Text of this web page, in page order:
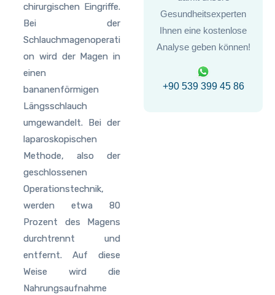
chirurgischen Eingriffe.
Bei der
Schlauchmagenoperati
on wird der Magen in
einen
bananenförmigen
Längsschlauch
umgewandelt. Bei der
laparoskopischen
Methode, also der
geschlossenen
Operationstechnik,
werden etwa 80
Prozent des Magens
durchtrennt und
entfernt. Auf diese
Weise wird die
Nahrungsaufnahme
Gesundheitsexperten
Ihnen eine kostenlose
Analyse geben können!
+90 539 399 45 86